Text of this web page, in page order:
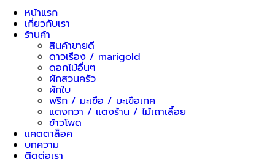
หน้าแรก
เกี่ยวกับเรา
ร้านค้า
สินค้าขายดี
ดาวเรือง / marigold
ดอกไม้อื่นๆ
ผักสวนครัว
ผักใบ
พริก / มะเขือ / มะเขือเทศ
แตงกวา / แตงร้าน / ไม้เถาเลื้อย
ข้าวโพด
แคตตาล็อค
บทความ
ติดต่อเรา